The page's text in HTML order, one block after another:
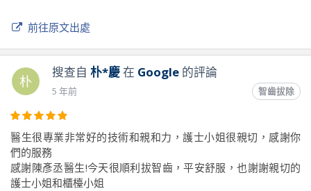
前往原文出處
朴
搜查自 朴*慶在 Google的評論
5 年前 智齒拔除
醫生很專業非常好的技術和親和力，護士小姐很親切，感謝你
們的服務
感謝陳彥丞醫生!今天很順利拔智齒，平安舒服，也謝謝親切的
護士小姐和櫃檯小姐